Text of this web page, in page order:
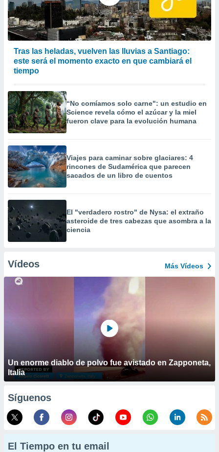
Tras las heladas, vuelven las lluvias a Santiago:
este será el momento exacto en que cambiará el
tiempo
“No comíamos solo carne": un estudio en
Science revela cómo el azúcar y la miel
fueron clave para la evolución humana
Viajes para caminar sobre glaciares: 4
rincones de Sudamérica que parecen
sacados de un libro de cuentos
El "verdadero rostro" de Nysa: el extraño
asteroide de tres cabezas que asombra a la
ciencia
Vídeos Más Vídeos
Un enorme diablo de polvo fue avistado en Zapponeta,
Italia
Síguenos
El Tiempo en tu email